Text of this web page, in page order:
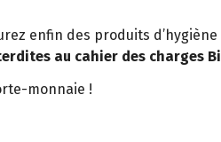
enfin des produits
au cahier des charges
monnaie !